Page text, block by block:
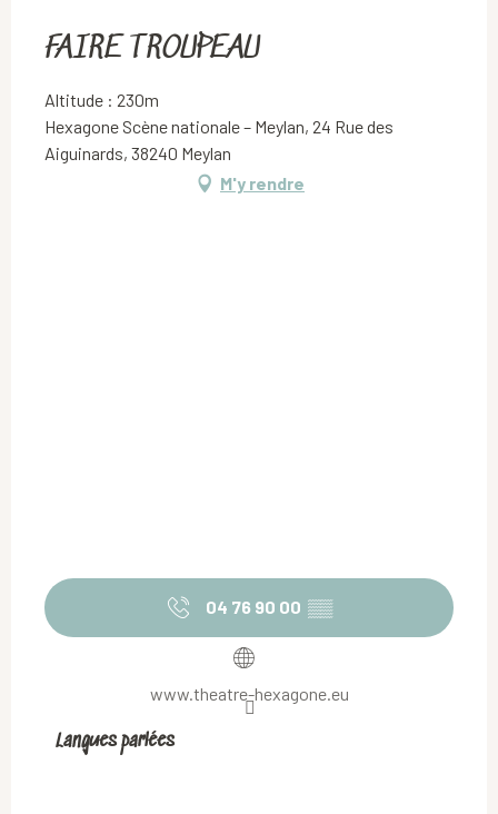
FAIRE TROUPEAU
Altitude : 230m
Hexagone Scène nationale – Meylan, 24 Rue des
Aiguinards, 38240 Meylan
M'y rendre
04 76 90 00 ▒▒
www.theatre-hexagone.eu
Langues parlées
Langues parlées